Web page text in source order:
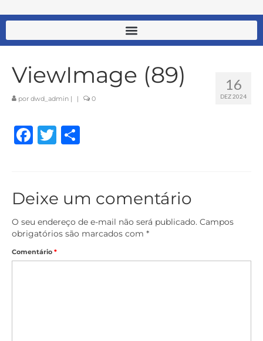
16
DEZ 2024
ViewImage (89)
por dwd_admin | | 0
Facebook
Twitter
Deixe um comentário
O seu endereço de e-mail não será publicado. Campos
obrigatórios são marcados com *
Comentário *